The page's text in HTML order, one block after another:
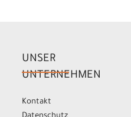
UNSER
UNTERNEHMEN
Kontakt